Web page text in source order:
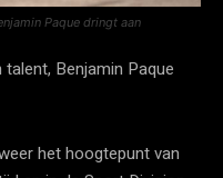
Paque dringt aan
Benjamin Paque
het hoogtepunt van